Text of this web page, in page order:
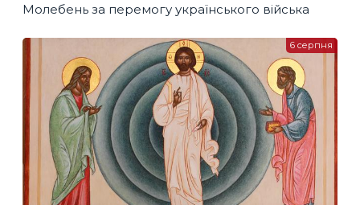
Молебень за перемогу українського війська
6 серпня